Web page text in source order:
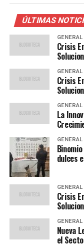
un informe de la
intermedio en
europeos, lo que ha
soluciones
“esta reforma es
nuestros jóvenes
iniciativa ha sido
algunos sectores,
escepticismo entre
implementación
Opiniones
Expertos en
divididas sobre la
especialista en
habilidades digitales
pero debe ir
para los docentes”.
ÚLTIMAS
GENERAL
Crisis
GENERAL
Crisis
GENERAL
La
GENERAL
dulces
GENERAL
Crisis
GENERAL
Nueva
el